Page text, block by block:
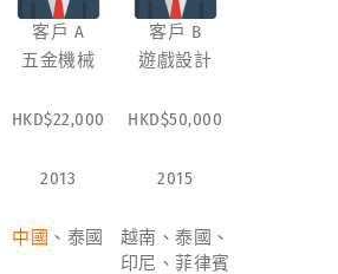
客戶 A
客戶 B
五金機械 遊戲設計
HKD$22,000 HKD$50,000
2013 2015
中國 、泰國
越南、泰國、
印尼、菲律賓